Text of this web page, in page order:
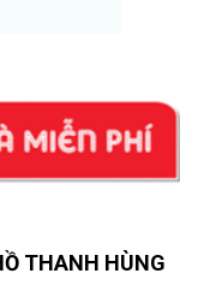
THANH HÙNG